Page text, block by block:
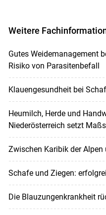
Weitere
Gutes Weidemanagement
Risiko von Parasitenbefall
Klauengesundheit bei
Heumilch, Herde und
Niederösterreich setzt
Zwischen Karibik der Alpen
Schafe und Ziegen:
Die Blauzungenkrankheit